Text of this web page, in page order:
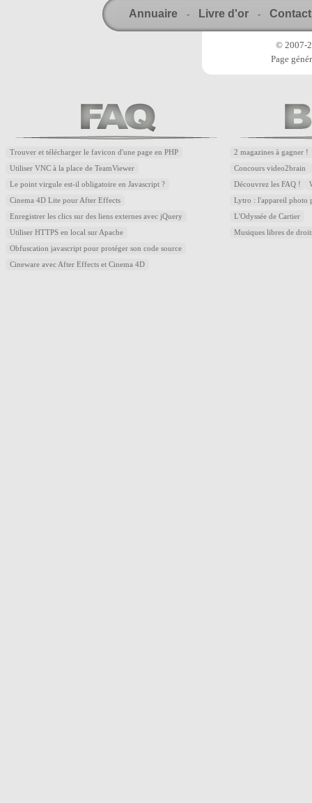
Annuaire - Livre d'or - Contact
© 2007-
Page
Trouver et télécharger le favicon d'une page en PHP
Utiliser VNC à la place de TeamViewer
Le point virgule est-il obligatoire en Javascript ?
Cinema 4D Lite pour After Effects
Enregistrer les clics sur des liens externes avec jQuery
Utiliser HTTPS en local sur Apache
Obfuscation javascript pour protéger son code source
Cineware avec After Effects et Cinema 4D
2 magazines à gagner !
Concours video2brain
Découvrez les FAQ !
Lytro : l'appareil photo
L'Odyssée de Cartier
Musiques libres de